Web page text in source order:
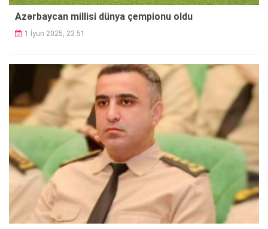
Azərbaycan millisi dünya çempionu oldu
1 İyun 2025, 23:51